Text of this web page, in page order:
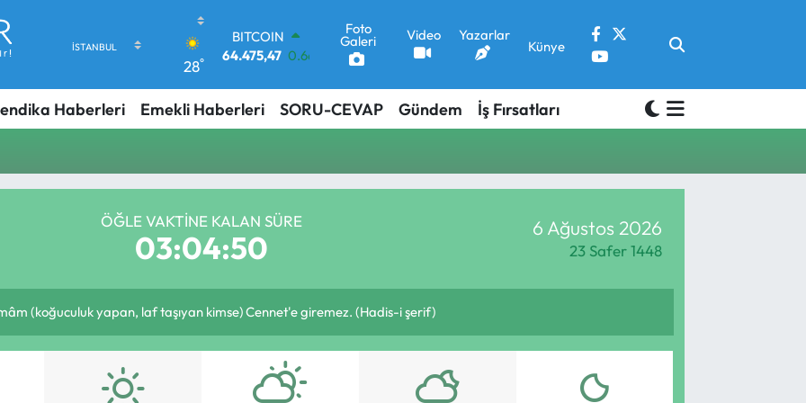
28°
BITCOIN
64.475,47 0.66
47,5971 0.05
EURO
55,1336 0.18
GRAM ALTIN
BİST100
13.703
Foto
Galeri Video Yazarlar
Künye
Haberleri Emekli Haberleri SORU-CEVAP Gündem İş Fırsatları
ÖĞLE VAKTINE KALAN SÜRE
03:04:49
6 Ağustos 2026
23 Safer 1448
(koğuculuk yapan, laf taşıyan kimse) Cennet'e giremez. (Hadis-i şerif)